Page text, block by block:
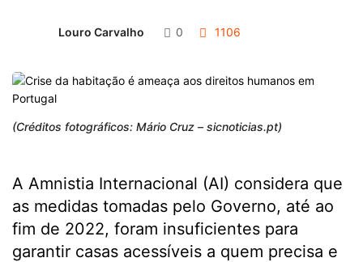
Louro Carvalho 0 1106
(Créditos fotográficos: Mário Cruz – sicnoticias.pt)
A Amnistia Internacional (AI) considera que
as medidas tomadas pelo Governo, até ao
fim de 2022, foram insuficientes para
garantir casas acessíveis a quem precisa e